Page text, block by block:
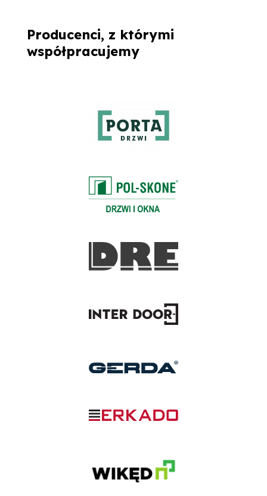
Producenci, z którymi
współpracujemy